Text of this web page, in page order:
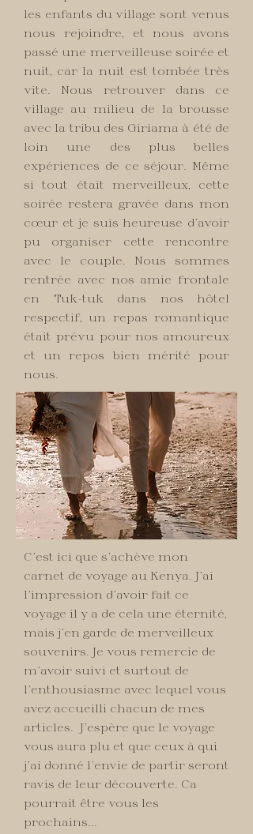
les enfants du village sont venus
nous rejoindre, et nous avons
passé une merveilleuse soirée et
nuit, car la nuit est tombée très
vite. Nous retrouver dans ce
village au milieu de la brousse
avec la tribu des Giriama à été de
loin une des plus belles
expériences de ce séjour. Même
si tout était merveilleux, cette
soirée restera gravée dans mon
cœur et je suis heureuse d’avoir
pu organiser cette rencontre
avec le couple. Nous sommes
rentrée avec nos amie frontale
en Tuk-tuk dans nos hôtel
respectif, un repas romantique
était prévu pour nos amoureux
et un repos bien mérité pour
nous.
C’est ici que s’achève mon
carnet de voyage au Kenya. J’ai
l’impression d’avoir fait ce
voyage il y a de cela une éternité,
mais j’en garde de merveilleux
souvenirs. Je vous remercie de
m’avoir suivi et surtout de
l’enthousiasme avec lequel vous
avez accueilli chacun de mes
articles. J’espère que le voyage
vous aura plu et que ceux à qui
j’ai donné l’envie de partir seront
ravis de leur découverte. Ca
pourrait être vous les
prochains...